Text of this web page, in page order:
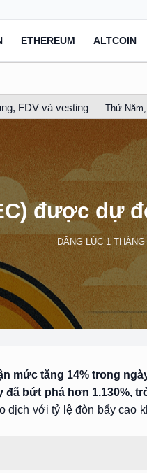
ETHEREUM ALTCOIN
FDV và vesting Thứ
được dự
ĐĂNG LÚC 1
mức tăng 14% trong
bứt phá hơn
dịch với tỷ lệ đòn bẩy